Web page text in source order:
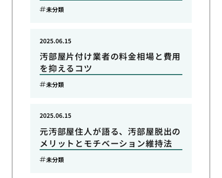
未分類
汚部屋片付け業者の料金相場と費用
を抑えるコツ
2025.06.15
未分類
元汚部屋住人が語る、汚部屋脱出の
メリットとモチベーション維持法
2025.06.15
未分類